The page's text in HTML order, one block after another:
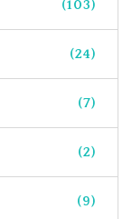
(103)
(24)
(7)
(2)
(9)